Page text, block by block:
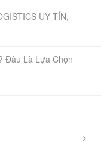
UY TÍN,
Đâu Là Lựa Chọn